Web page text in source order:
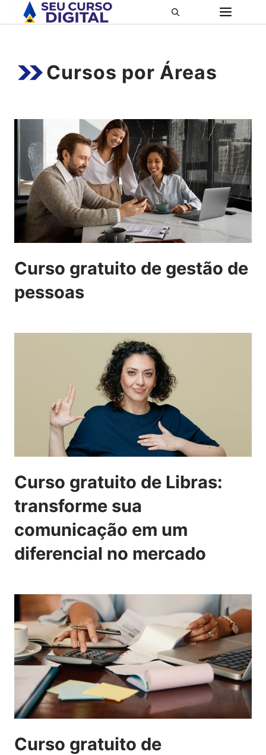
para
Cursos por Áreas
Curso gratuito de gestão de
pessoas
Curso gratuito de Libras:
transforme sua
comunicação em um
diferencial no mercado
Curso gratuito de